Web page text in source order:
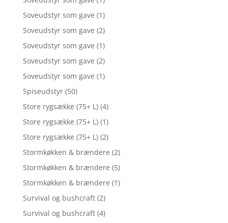
Soveudstyr som gave (1)
Soveudstyr som gave (2)
Soveudstyr som gave (1)
Soveudstyr som gave (2)
Soveudstyr som gave (1)
Spiseudstyr (50)
Store rygsække (75+ L) (4)
Store rygsække (75+ L) (1)
Store rygsække (75+ L) (2)
Stormkøkken & brændere (2)
Stormkøkken & brændere (5)
Stormkøkken & brændere (1)
Survival og bushcraft (2)
Survival og bushcraft (4)